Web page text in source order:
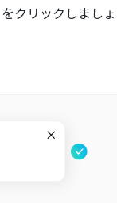
クリックしまし